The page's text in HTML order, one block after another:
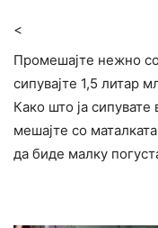
<
Промешајте нежно
сипувајте 1,5 литар
Како што ја
мешајте со
да биде малку